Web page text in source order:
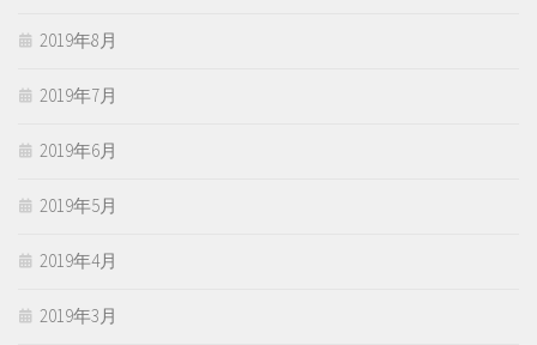
2019年8月
2019年7月
2019年6月
2019年5月
2019年4月
2019年3月